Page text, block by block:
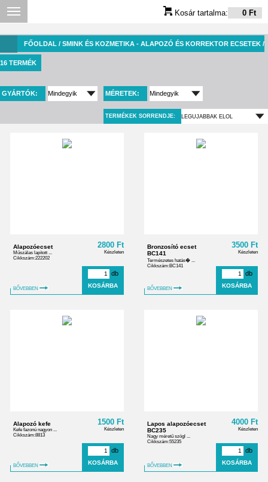
Kosár tartalma: 0 Ft
FŐOLDAL / SMINK ÉS KOZMETIKA - ALAPOZÓ ÉS KORREKTOR ECSETEK /
16 TERMÉK
GYÁRTÓK: MÉRETEK:
TERMÉKEK SORRENDJE:
Alapozóecset
Műszálas lapított ...
Cikkszám:222202
BŐVEBBEN
2800 Ft
Készleten
db
Bronzosító ecset
BC141
Természetes hatás� ...
Cikkszám:BC141
BŐVEBBEN
3500 Ft
Készleten
db
Alapozó kefe
Kefe fazonú nagyon ...
Cikkszám:8813
BŐVEBBEN
1500 Ft
Készleten
db
Lapos alapozóecset
BC235
Nagy méretű szögl ...
Cikkszám:55235
BŐVEBBEN
4000 Ft
Készleten
db